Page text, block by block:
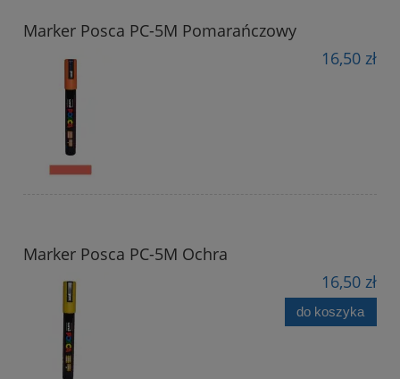
Marker Posca PC-5M Pomarańczowy
16,50 zł
Marker Posca PC-5M Ochra
16,50 zł
do koszyka